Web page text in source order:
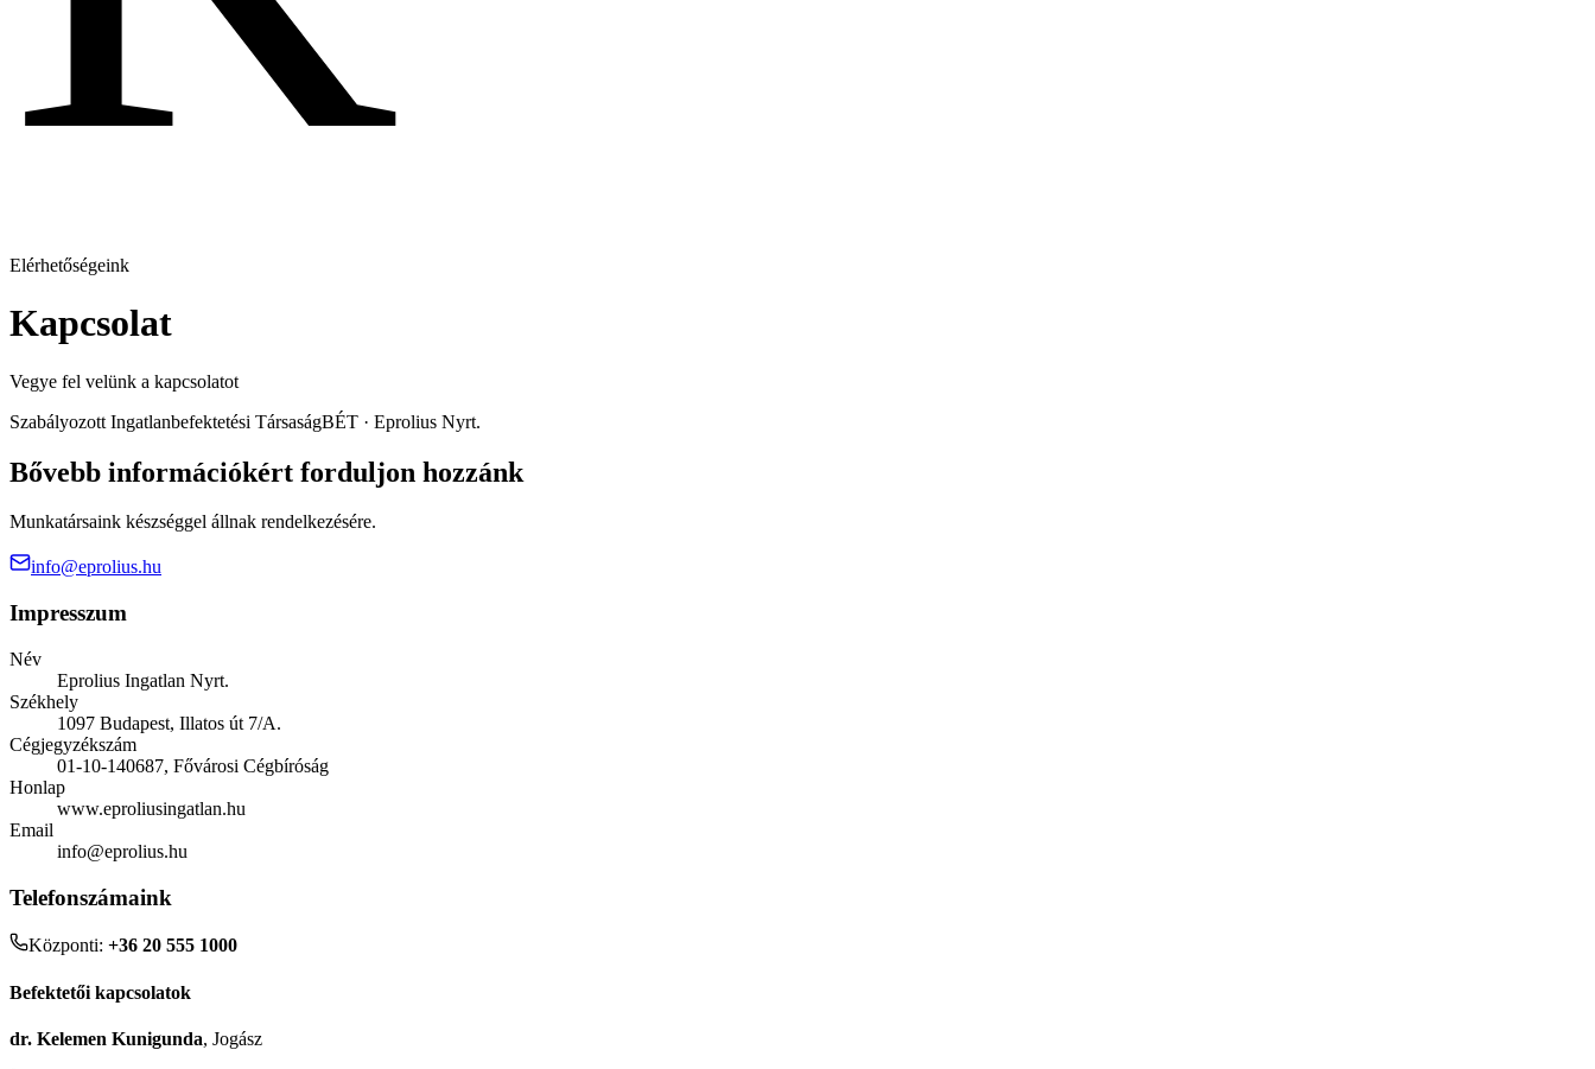
Elérhetőségeink
Kapcsolat
Vegye fel velünk a kapcsolatot
Szabályozott Ingatlanbefektetési TársaságBÉT · Eprolius Nyrt.
Bővebb információkért forduljon hozzánk
Munkatársaink készséggel állnak rendelkezésére.
info@eprolius.hu
Impresszum
Név
Eprolius Ingatlan Nyrt.
Székhely
1097 Budapest, Illatos út 7/A.
Cégjegyzékszám
01-10-140687, Fővárosi Cégbíróság
Honlap
www.eproliusingatlan.hu
Email
info@eprolius.hu
Telefonszámaink
Központi: +36 20 555 1000
Befektetői kapcsolatok
dr. Kelemen Kunigunda, Jogász